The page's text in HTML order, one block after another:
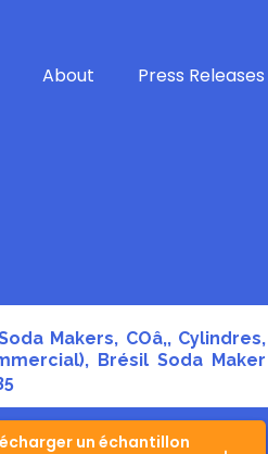
About Press Releases
Makers, COâ‚‚ Cylindres,
Brésil Soda Maker
un échantillon